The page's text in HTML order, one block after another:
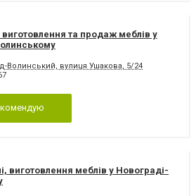
та продаж меблів у
Волинський, вулиця Ушакова, 5/24
виготовлення меблів у Новограді-